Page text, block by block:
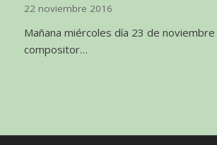
22 noviembre 2016
Mañana miércoles día 23 de noviembre
compositor…